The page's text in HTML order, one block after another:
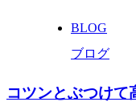
BLOG
ブログ
コツンとぶつけて